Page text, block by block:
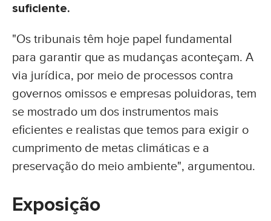
suficiente.
"Os tribunais têm hoje papel fundamental
para garantir que as mudanças aconteçam. A
via jurídica, por meio de processos contra
governos omissos e empresas poluidoras, tem
se mostrado um dos instrumentos mais
eficientes e realistas que temos para exigir o
cumprimento de metas climáticas e a
preservação do meio ambiente", argumentou.
Exposição